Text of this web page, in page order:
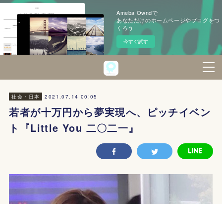
Ameba Owndで
あなただけのホームページやブログをつ
くろう
今すぐ試す
社会・日本 2021.07.14 00:05
若者が十万円から夢実現へ、ピッチイベン
ト『Little You 二〇二一』